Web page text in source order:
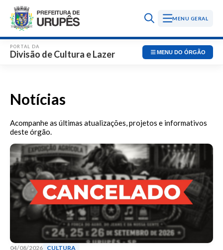
PORTAL DA
Divisão de Cultura e Lazer MENU DO ÓRGÃO
Notícias
Acompanhe as últimas atualizações, projetos e informativos
deste órgão.
04/08/2026 CULTURA